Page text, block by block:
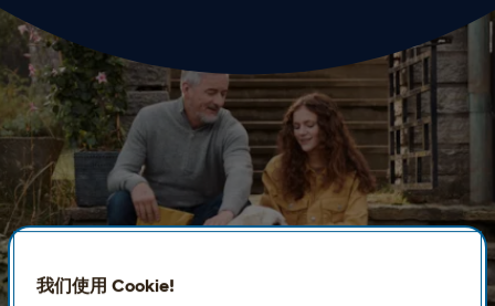
我们使用 Cookie!